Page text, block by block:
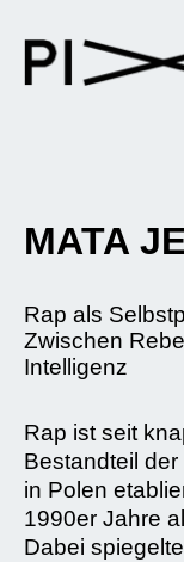
MATA
Rap als
Zwischen
Intelligenz
Rap ist seit
Bestandteil
in Polen
1990er Jahre
Dabei